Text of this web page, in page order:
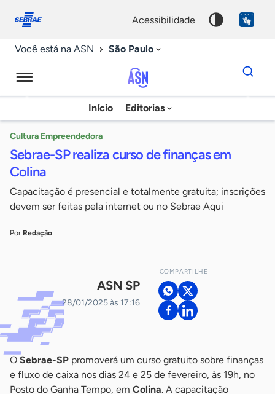
conosco
acessibilidade
Você está na ASN São Paulo
Agência
Sebrae
Notícias
Início Editorias
Dados
para
chave
Cultura Empreendedora
Sebrae-SP realiza curso de finanças em
Colina
Capacitação é presencial e totalmente gratuita; inscrições
devem ser feitas pela internet ou no Sebrae Aqui
Por Redação
ASN SP
28/01/2025 às 17:16
COMPARTILHE
O Sebrae-SP promoverá um curso gratuito sobre finanças
e fluxo de caixa nos dias 24 e 25 de fevereiro, às 19h, no
Posto do Ganha Tempo, em Colina. A capacitação